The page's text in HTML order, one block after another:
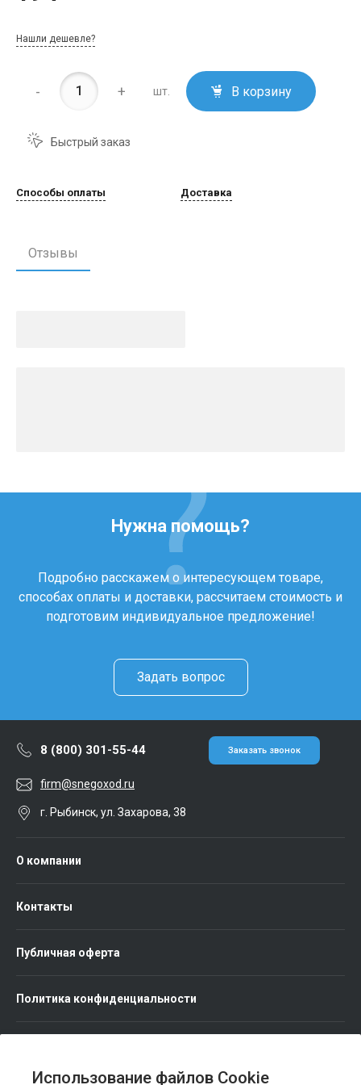
Использование файлов Cookie
Нашли дешевле?
- + шт. В корзину
Быстрый заказ
Способы оплаты Доставка
Отзывы
Нужна помощь?
Подробно расскажем о интересующем товаре,
способах оплаты и доставки, рассчитаем стоимость и
подготовим индивидуальное предложение!
Задать вопрос
8 (800) 301-55-44 Заказать звонок
firm@snegoxod.ru
г. Рыбинск, ул. Захарова, 38
О компании
Контакты
Публичная оферта
Политика конфиденциальности